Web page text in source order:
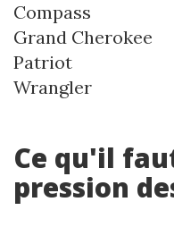
Compass
Grand Cherokee
Patriot
Wrangler
Ce qu'il
pression